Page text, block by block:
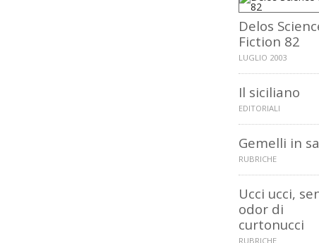
Delos
Fiction 82
LUGLIO 2003
Il siciliano
EDITORIALI
Gemelli in
RUBRICHE
Ucci ucci,
odor di
curtonucci
RUBRICHE